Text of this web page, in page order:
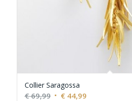
Collier Saragossa
€69,99 Ursprünglicher
€44,99Aktueller